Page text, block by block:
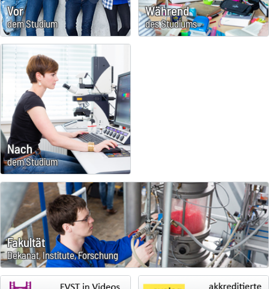
Vor
dem Studium
Während
des Studiums
Nach
dem Studium
Fakultät
Dekanat, Institute, Forschung